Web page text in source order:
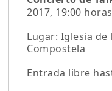
2017, 19:00 horas
Lugar: Iglesia de
Compostela
Entrada libre